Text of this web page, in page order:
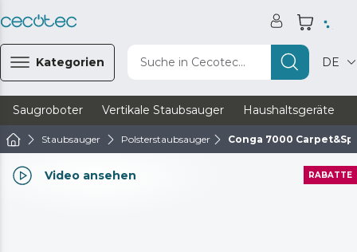
Kategorien Suche in Cecotec... DE
Saugroboter Vertikale Staubsauger Haushaltsgeräte
Staubsauger Polsterstaubsauger Conga 7000
Video ansehen RABATTE